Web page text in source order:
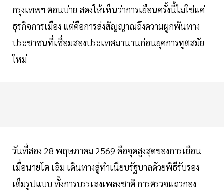
กรุงเทพฯ ตอนบ่าย สดงให้เห็นว่าการเยือนครั้งนี้ไม่ใช่แค่
ธุรกิจการเมือง แต่คือการส่งสัญญาณถึงความผูกพันทาง
ประชาชนที่เชื่อมสองประเทศมานานก่อนยุคการทูตสมัย
ใหม่
วันที่สอง 28 พฤษภาคม 2569 คือจุดสูงสุดของการเยือน
เมื่อนายโต เลิม เดินทางสู่ทำเนียบรัฐบาลด้วยพิธีรับรอง
เต็มรูปแบบ ทั้งการบรรเลงเพลงชาติ การตรวจแถวกอง